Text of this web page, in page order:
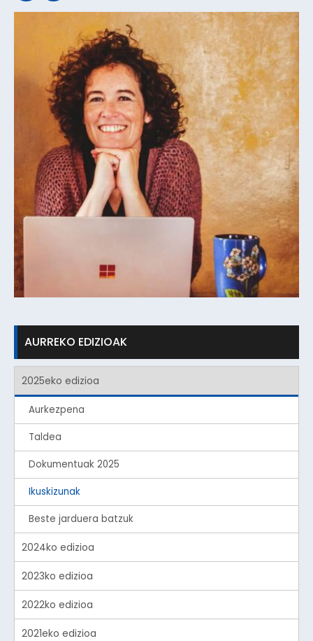
AURREKO EDIZIOAK
2025eko edizioa
Aurkezpena
Taldea
Dokumentuak 2025
Ikuskizunak
Beste jarduera batzuk
2024ko edizioa
2023ko edizioa
2022ko edizioa
2021eko edizioa